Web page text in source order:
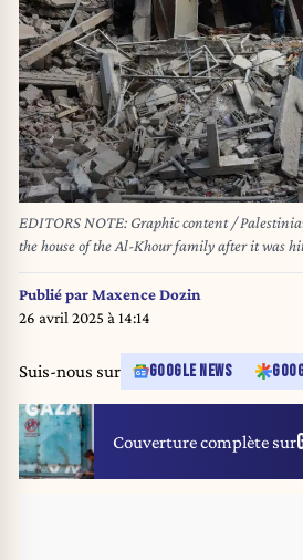
EDITORS NOTE: Graphic content /
the house of the Al-Khour family after it was
City's Sabra neighbourhood on April 26,
Al-Khour family killed 10 people, a civil
reporting an estimated 20 victims trapped
Publié parMaxence Dozin
26 avril 2025 à 14:14
Suis-nous sur GOOGLE NEWS
Couverture complète sur